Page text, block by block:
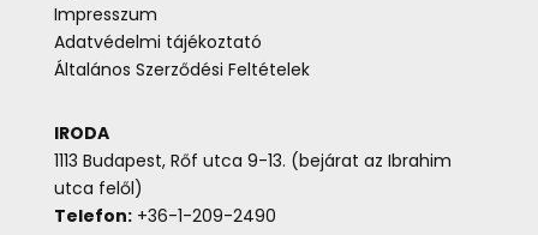
Impresszum
Adatvédelmi tájékoztató
Általános Szerződési Feltételek
IRODA
1113 Budapest, Rőf utca 9-13. (bejárat az Ibrahim
utca felől)
Telefon:+36-1-209-2490